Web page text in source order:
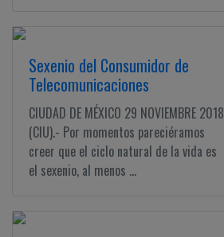
Sexenio del Consumidor de
Telecomunicaciones
CIUDAD DE MÉXICO 29 NOVIEMBRE 2018
(CIU).- Por momentos pareciéramos
creer que el ciclo natural de la vida es
el sexenio, al menos ...